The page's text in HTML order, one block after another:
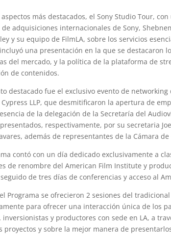
más destacados, el Sony Studio Tour,
adquisiciones internacionales de Sony,
y su equipo de FilmLA, sobre los servicios
una presentación en la que se destacaron
del mercado, y la política de la plataforma de
de contenidos.
destacado fue el exclusivo evento de
Cypress LLP, que desmitificaron la apertura de
de la delegación de la Secretaría del
respectivamente, por su secretaria
además de representantes de la Cámara
contó con un día dedicado exclusivamente a
de renombre del American Film Institute y
de tres días de conferencias y acceso al
Programa se ofrecieron 2 sesiones del tradicional
para ofrecer una interacción única de los
inversionistas y productores con sede en LA, a
proyectos y sobre la mejor manera de